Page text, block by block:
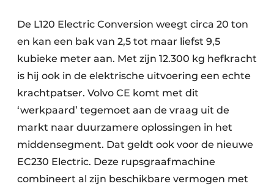
De L120 Electric Conversion weegt circa 20 ton
en kan een bak van 2,5 tot maar liefst 9,5
kubieke meter aan. Met zijn 12.300 kg hefkracht
is hij ook in de elektrische uitvoering een echte
krachtpatser. Volvo CE komt met dit
‘werkpaard’ tegemoet aan de vraag uit de
markt naar duurzamere oplossingen in het
middensegment. Dat geldt ook voor de nieuwe
EC230 Electric. Deze rupsgraafmachine
combineert al zijn beschikbare vermogen met